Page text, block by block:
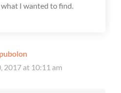
I wanted to find.
2017 at 10:11 am